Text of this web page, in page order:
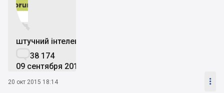


штучний інтелект
38 174
09 сентября 2019
20 окт 2015 18:14 